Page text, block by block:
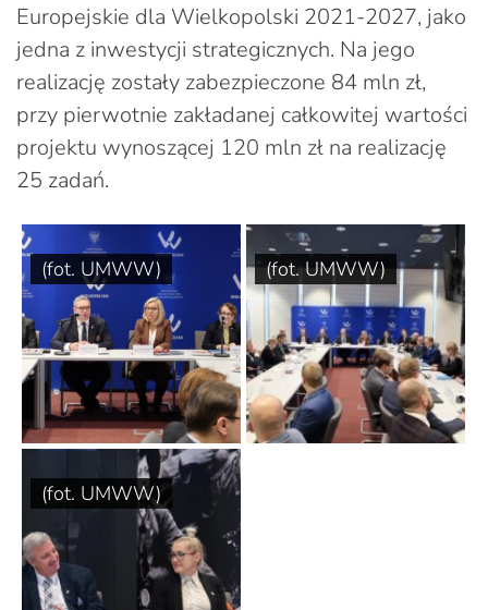
Europejskie dla Wielkopolski 2021-2027, jako
jedna z inwestycji strategicznych. Na jego
realizację zostały zabezpieczone 84 mln zł,
przy pierwotnie zakładanej całkowitej wartości
projektu wynoszącej 120 mln zł na realizację
25 zadań.
(fot. UMWW) (fot. UMWW)
(fot. UMWW)